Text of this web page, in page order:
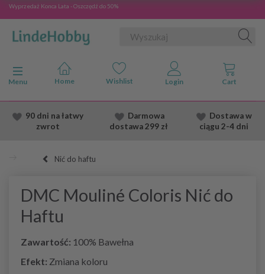
Wyprzedaż Konca Lata - Oszczędź do 50%
Przełącz nawigację
Menu
90 dni na łatwy
zwrot
Darmowa
dostawa299 zł
Dostawaw
ciągu 2-4 dni
Nić do haftu
DMC Mouliné Coloris Nić do
Haftu
Zawartość: 100% Bawełna
Efekt: Zmiana koloru